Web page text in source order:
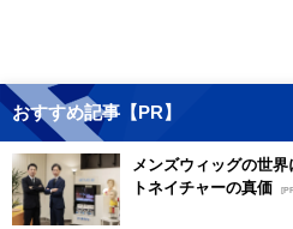
おすすめ記事【PR】
メンズウィッグの世
トネイチャーの真価